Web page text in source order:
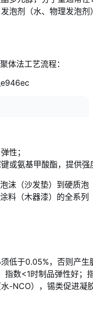
泡剂（水、物理发泡
体法工艺流程：
性；
或氨基甲酸酯，提供强
沫（沙发垫）到硬质泡
料（木器漆）的全系列
低于0.05%，否则产
指数<1时制品弹性好；
-NCO），锡类促进凝